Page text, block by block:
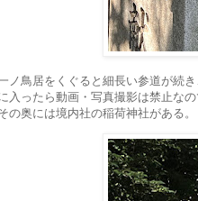
ノ鳥居をくぐると細長い参道が続
入ったら動画・写真撮影は禁止な
の奥には境内社の稲荷神社がある。